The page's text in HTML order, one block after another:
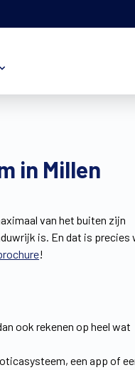
in Millen
van het buiten zijn
is. En dat is precies
!
ook rekenen op heel wat
een app of